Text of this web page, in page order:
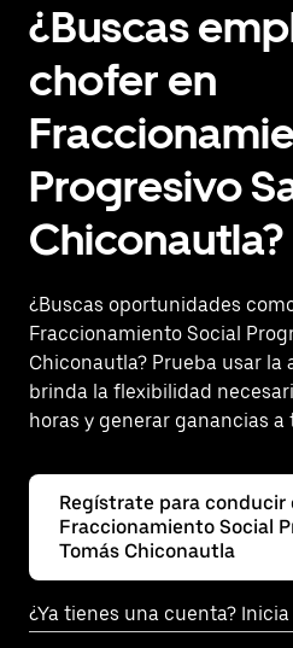
Progresivo Santo Tomás
¿Buscas
chofer en
Progresivo
Chiconautla?
¿Buscas oportunidades
Fraccionamiento Social
Chiconautla? Prueba usar la
brinda la flexibilidad
horas y generar ganancias a
Regístrate para conducir
Fraccionamiento Social
Tomás Chiconautla
¿Ya tienes una cuenta?